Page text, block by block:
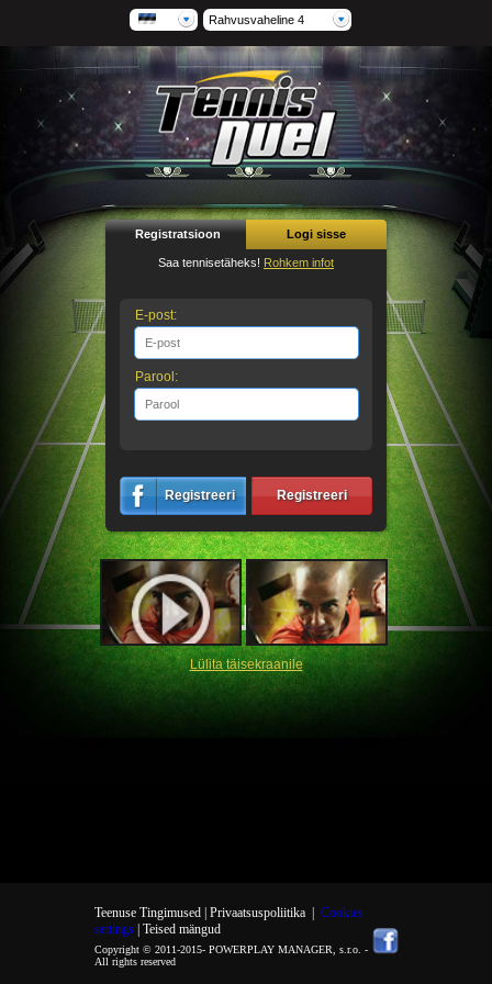
Rahvusvaheline 4
Registratsioon Logi sisse
Saa tennisetäheks! Rohkem infot
E-post:
Parool:
Registreeri Registreeri
Lülita täisekraanile
Teenuse Tingimused | Privaatsuspoliitika| Cookies
settings
| Teised mängud
Copyright © 2011-2015- POWERPLAY MANAGER, s.r.o. -
All rights reserved